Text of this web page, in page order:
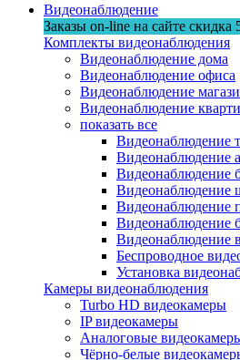
Видеонаблюдение
Заказы on-line на сaйте скидка
Комплекты видеонаблюдения
Видеонаблюдение дома
Видеонаблюдение офиса
Видеонаблюдение
Видеонаблюдение
показать все
Видеонаблюдение
Видеонаблюдение
Видеонаблюдение
Видеонаблюдение
Видеонаблюдение
Видеонаблюдение
Видеонаблюдение
Беспроводное
Установка
Камеры видеонаблюдения
Turbo HD видеокамеры
IP видеокамеры
Аналоговые
Чёрно-белые